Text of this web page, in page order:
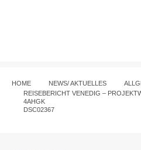
HOME NEWS/ AKTUELLES
REISEBERICHT VENEDIG –
4AHGK
DSC02367